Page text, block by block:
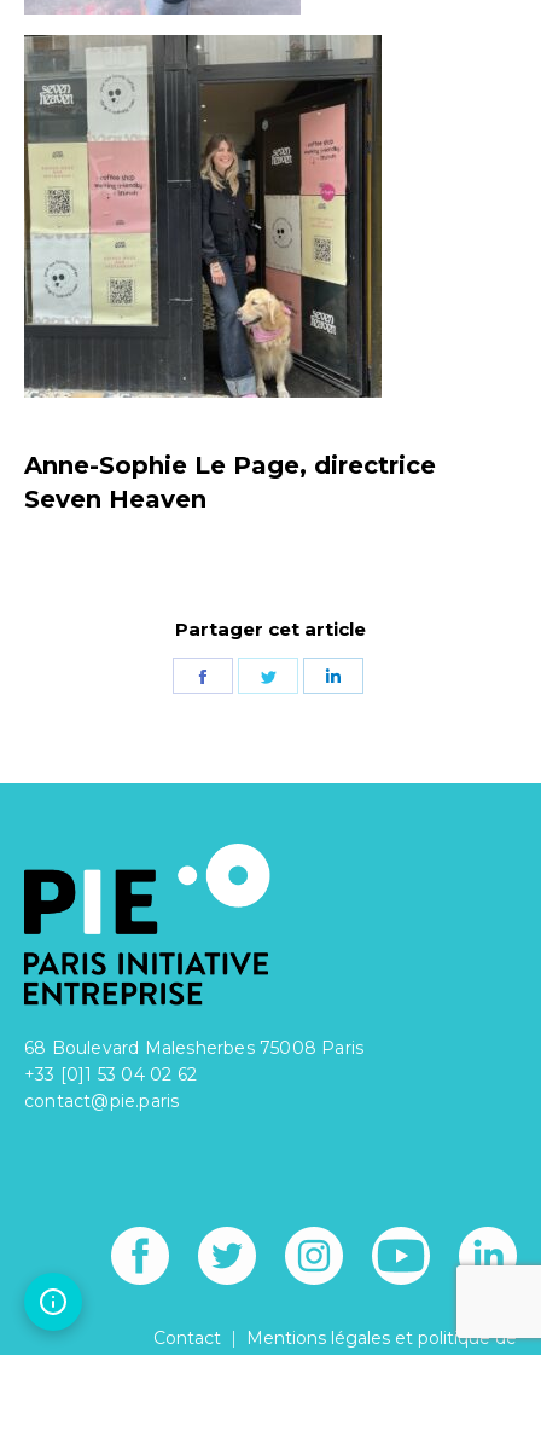
Anne-Sophie Le Page, directrice
Seven Heaven
Partager cet article
PartagerPartager
68 Boulevard Malesherbes 75008 Paris
+33 [0]1 53 04 02 62
contact@pie.paris
Contact |
Mentions légales et politique de